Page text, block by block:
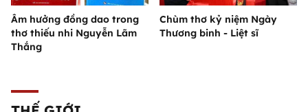
Âm hưởng đồng dao trong
thơ thiếu nhi Nguyễn Lãm
Thắng
Chùm thơ kỷ niệm Ngày
Thương binh - Liệt sĩ